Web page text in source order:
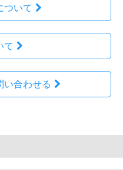
ついて
て
い合わせる